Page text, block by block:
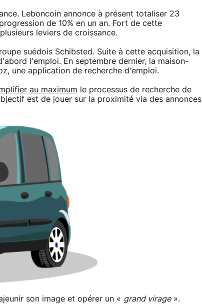
Leboncoin annonce à présent totaliser 23
de 10% en un an. Fort de cette
leviers de croissance.
suédois Schibsted. Suite à cette acquisition, la
l'emploi. En septembre dernier, la maison-
une application de recherche d'emploi.
au maximum le processus de recherche de
est de jouer sur la proximité via des annonces
son image et opérer un « grand virage».